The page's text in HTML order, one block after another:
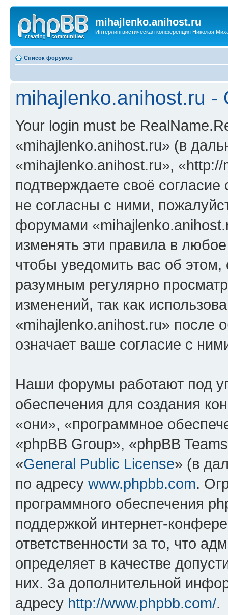
mihajlenko.anihost.ru
Интерлингвистическая конференция Николая
Список форумов
mihajlenko.anihost.ru
Your login must be
«mihajlenko.anihost.ru» (в
«mihajlenko.anihost.ru»,
подтверждаете своё
не согласны с ними,
форумами
изменять эти правила в
чтобы уведомить вас об
разумным регулярно
изменений, так как
«mihajlenko.anihost.ru» после
означает ваше согласие с
Наши форумы работают под
обеспечения для создания
«они», «программное
«phpBB Group», «phpBB
«General Public License» (в
по адресу www.phpbb.com.
программного обеспечения
поддержкой интернет-
ответственности за то, что
определяет в качестве
них. За дополнительной
адресу http://www.phpbb.com/.